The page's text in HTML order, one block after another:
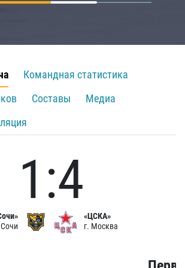
Командная статистика
Составы
Медиа
Сочи
1:4
«ЦСКА»
г. Москва